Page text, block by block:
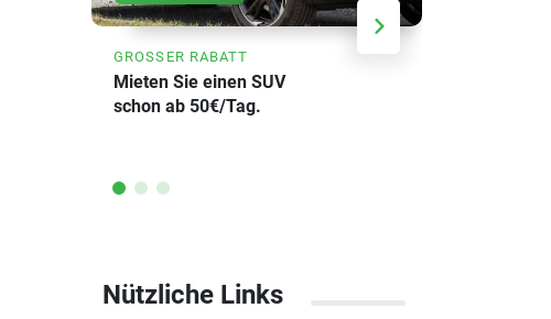
GROSSER RABATT
Mieten Sie einen SUV
schon ab 50€/Tag.
Nützliche Links